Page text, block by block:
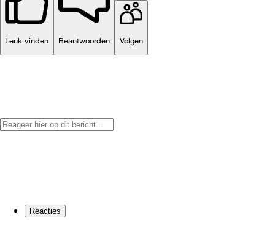
Leuk vinden Beantwoorden Volgen
Reacties